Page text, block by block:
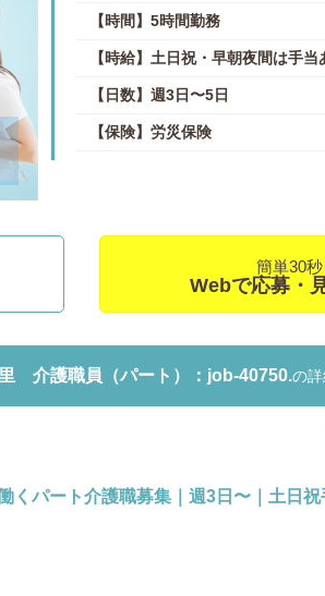
【時間】5時間勤務
【時給】土日祝・早朝夜間は手当
【日数】週3日〜5日
【保険】労災保険
簡単30秒
Webで応募・
介護職員（パート）：job-40750.の詳
くパート介護職募集｜週3日〜｜土日